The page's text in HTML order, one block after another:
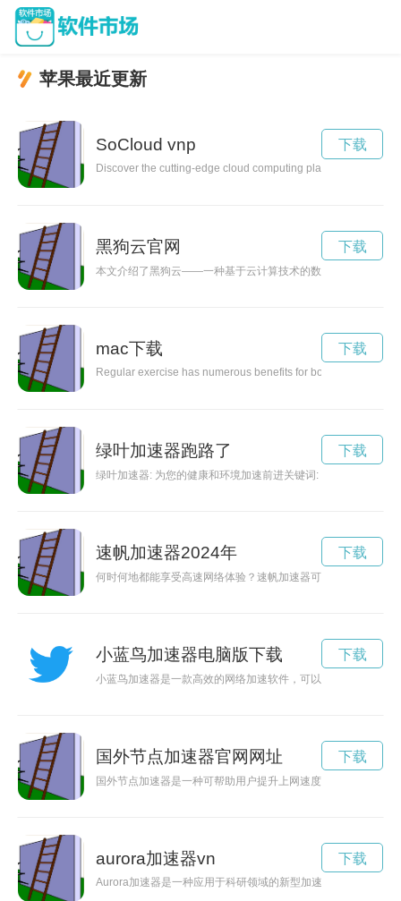
苹果最近更新
SoCloud vnp
Discover the cutting-edge cloud computing platform,
下载
黑狗云官网
本文介绍了黑狗云——一种基于云计算技术的数据管理系统，它
下载
mac下载
Regular exercise has numerous benefits for both physical
下载
绿叶加速器跑路了
绿叶加速器: 为您的健康和环境加速前进关键词: 绿叶加速器,
下载
速帆加速器2024年
何时何地都能享受高速网络体验？速帆加速器可以帮助您实现
下载
小蓝鸟加速器电脑版下载
小蓝鸟加速器是一款高效的网络加速软件，可以有效地改善网
下载
国外节点加速器官网网址
国外节点加速器是一种可帮助用户提升上网速度和访问国外网
下载
aurora加速器vn
Aurora加速器是一种应用于科研领域的新型加速器，通过磁场
下载